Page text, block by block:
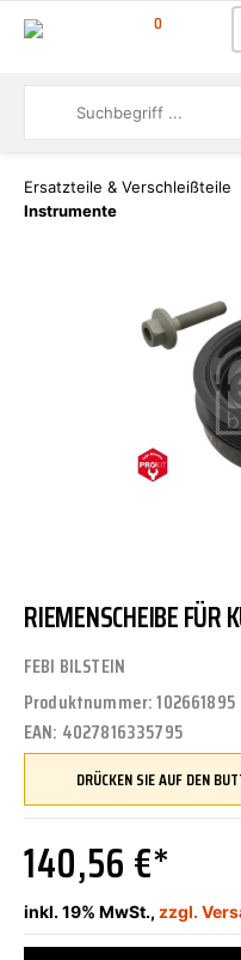
0
Ersatzteile & Verschleißteile
Instrumente
RIEMENSCHEIBE FÜR
FEBI BILSTEIN
Produktnummer:102661895
EAN: 4027816335795
140,56 €*
inkl. 19% MwSt., zzgl.